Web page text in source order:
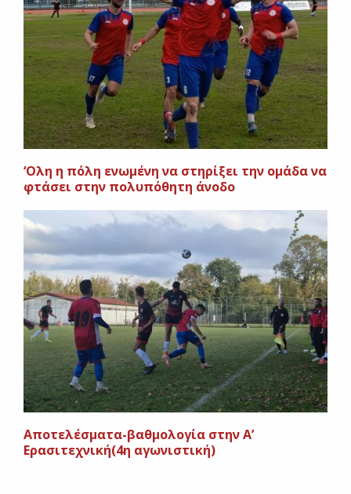
‘Oλη η πόλη ενωμένη να στηρίξει την ομάδα να
φτάσει στην πολυπόθητη άνοδο
Αποτελέσματα-βαθμολογία στην Α’
Ερασιτεχνική(4η αγωνιστική)